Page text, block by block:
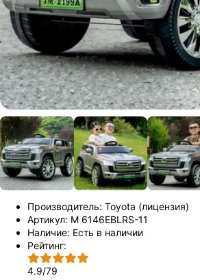
Производитель: Toyota (лицензия)
Артикул: M 6146EBLRS-11
Наличие: Есть в наличии
Рейтинг:
4.9/79